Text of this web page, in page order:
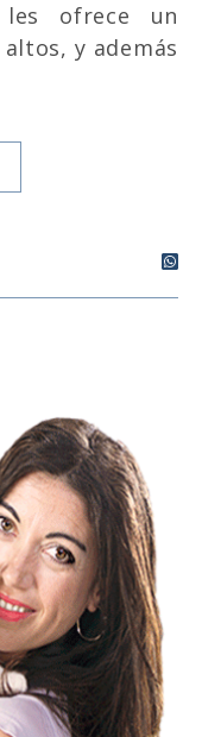
ofrece un
y además